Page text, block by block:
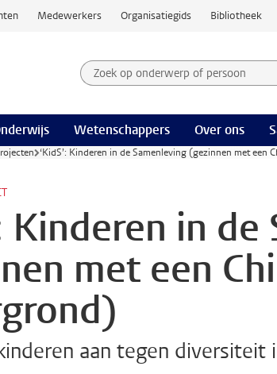
Medewerkers Organisatiegids Bibliotheek
Zoek op onderwerp of
Zoekterm
Wetenschappers Over ons
‘KidS’: Kinderen in de Samenleving (gezinnen met een
Kinderen in
met een
aan tegen diversiteit